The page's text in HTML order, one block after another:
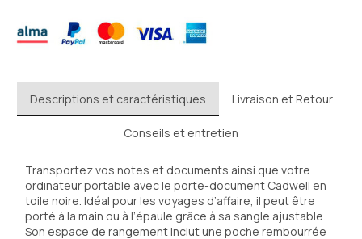
Descriptions et caractéristiques Livraison et Retour
Conseils et entretien
Transportez vos notes et documents ainsi que votre
ordinateur portable avec le porte-document Cadwell en
toile noire. Idéal pour les voyages d’affaire, il peut être
porté à la main ou à l’épaule grâce à sa sangle ajustable.
Son espace de rangement inclut une poche rembourrée